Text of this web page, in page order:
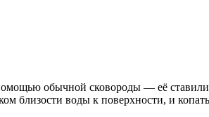
обычной сковороды — её
близости воды к поверхности, и